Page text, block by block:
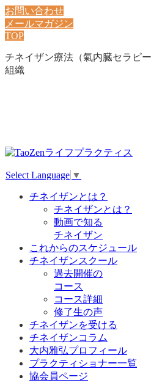
お問い合わせ
メールマガジン
TOP
チネイザン療法（氣内臓セラピ
組織
Select Language ▼
チネイザンとは？
チネイザンとは？
動画で知る
チネイザン
これからのスケジュール
チネイザンスクール
過去開催の
コース
コース詳細
修了生の声
チネイザンを受ける
チネイザンコラム
大内雅弘プロフィール
プラクティショナー一覧
協会員ページ